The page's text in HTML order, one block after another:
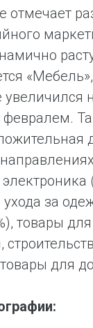
отмечает
увеличился
за
товары
для